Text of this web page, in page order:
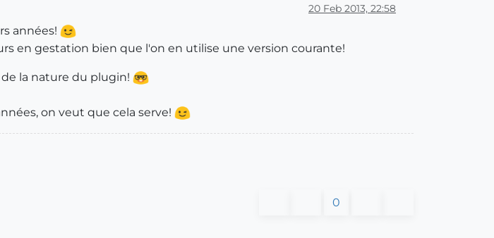
20 Feb 2013, 22:58
années!
en gestation bien que l'on en utilise une version courante!
la nature du plugin!
on veut que cela serve!
0